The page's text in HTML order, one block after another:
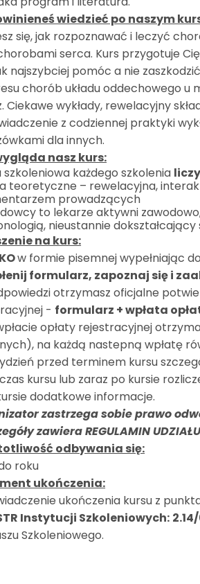
wiedzieć po naszym
się, jak rozpoznawać i leczyć
serca. Kurs przygotuje
najszybciej pomóc a nie
chorób układu oddechowego
Ciekawe wykłady, rewelacyjny
z codziennej praktyki
dla innych.
nasz kurs:
każdego szkolenia
teoretyczne – rewelacyjna,
prowadzących
to lekarze aktywni
nieustannie dokształcający
na kurs:
w formie pisemnej wypełniając
formularz, zapoznaj się i
otrzymasz oficjalne
- formularz + wpłata
opłaty rejestracyjnej
na każdą nastepną wpłatę
przed terminem kursu
kursu lub zaraz po kursie
dodatkowe informacje.
zastrzega sobie prawo
zawiera REGULAMIN
odbywania się:
roku
ukończenia:
ukończenia kursu z
Instytucji Szkoleniowych:
Szkoleniowego.